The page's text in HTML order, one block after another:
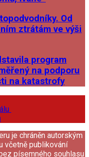
Od
ztrátám ve výši
program
na podporu
na katastrofy
je chráněn autorským
včetně publikování
písemného souhlasu